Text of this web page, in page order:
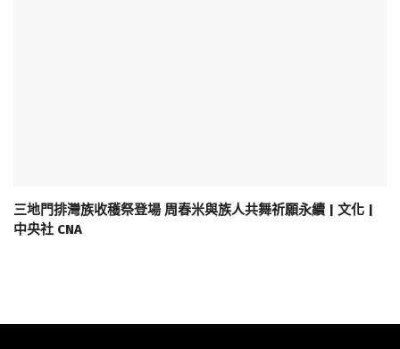
三地門排灣族收穫祭登場 周春米與族人共舞祈願永續 | 文化 |
中央社 CNA